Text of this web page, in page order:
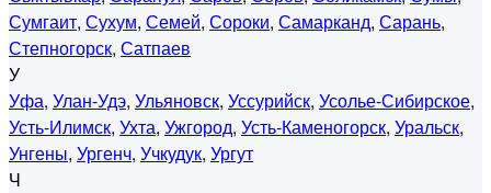
Сумгаит, Сухум, Семей, Сороки, Самарканд, Сарань,
Степногорск, Сатпаев
У
Уфа, Улан-Удэ, Ульяновск, Уссурийск, Усолье-Сибирское,
Усть-Илимск, Ухта, Ужгород, Усть-Каменогорск, Уральск,
Унгены, Ургенч, Учкудук, Ургут
Ч